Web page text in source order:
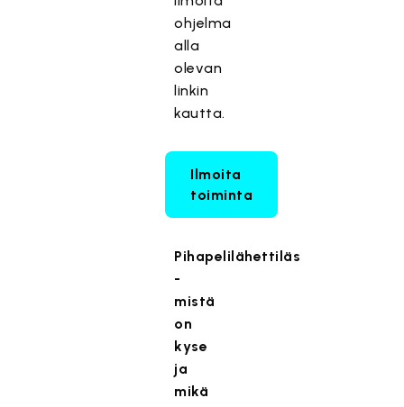
ohjelma
alla
olevan
linkin
kautta.
Ilmoita
toiminta
Pihapelilähettiläs
-
mistä
on
kyse
ja
mikä